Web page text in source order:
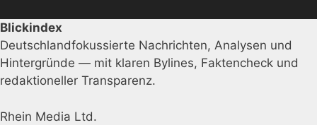
Blickindex
Deutschlandfokussierte Nachrichten, Analysen und
Hintergründe — mit klaren Bylines, Faktencheck und
redaktioneller Transparenz.
Rhein Media Ltd.